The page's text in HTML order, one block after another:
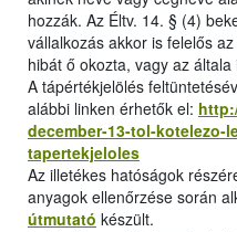
hozzák. Az Éltv. 14. § (4)
vállalkozás akkor is felelős
hibát ő okozta, vagy az
A tápértékjelölés
alábbi linken érhetők el:
december-13-tol-kotelezo-
tapertekjeloles
Az illetékes hatóságok
anyagok ellenőrzése során
útmutató készült.